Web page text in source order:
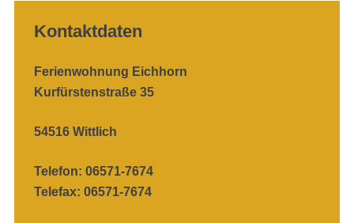
Kontaktdaten
Ferienwohnung Eichhorn
Kurfürstenstraße 35
54516 Wittlich
Telefon: 06571-7674
Telefax: 06571-7674